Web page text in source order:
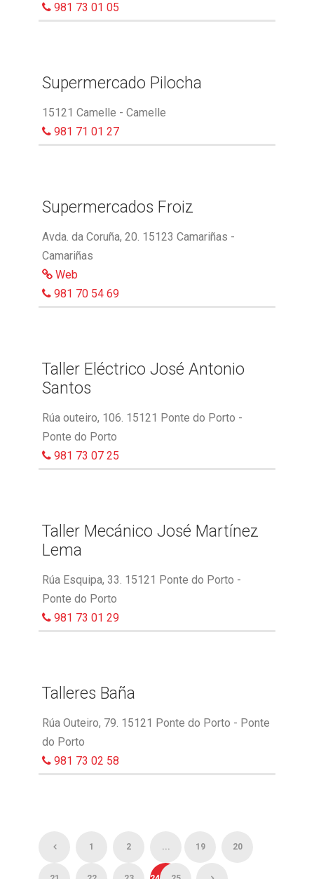
981 73 01 05
Supermercado Pilocha
15121 Camelle - Camelle
981 71 01 27
Supermercados Froiz
Avda. da Coruña, 20. 15123 Camariñas -
Camariñas
Web
981 70 54 69
Taller Eléctrico José Antonio
Santos
Rúa outeiro, 106. 15121 Ponte do Porto -
Ponte do Porto
981 73 07 25
Taller Mecánico José Martínez
Lema
Rúa Esquipa, 33. 15121 Ponte do Porto -
Ponte do Porto
981 73 01 29
Talleres Baña
Rúa Outeiro, 79. 15121 Ponte do Porto - Ponte
do Porto
981 73 02 58
1 2 ... 19 20